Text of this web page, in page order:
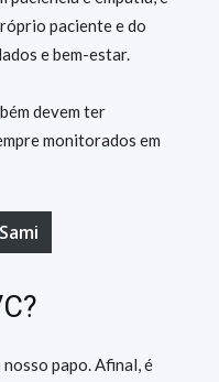
paciente e do
e bem-estar.
devem ter
monitorados em
papo. Afinal, é